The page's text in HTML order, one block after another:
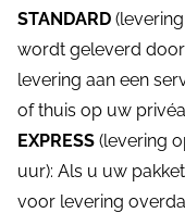
STANDARD
wordt geleverd
levering aan een
of thuis op uw
EXPRESS (levering
uur): Als u uw
voor levering